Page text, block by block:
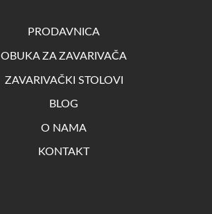
PRODAVNICA
OBUKA ZA ZAVARIVAČA
ZAVARIVAČKI STOLOVI
BLOG
O NAMA
KONTAKT